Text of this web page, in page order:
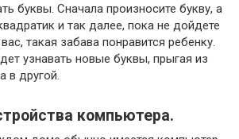
буквы. Сначала произносите букву, а
и так далее, пока не дойдете
такая забава понравится ребенку.
узнавать новые буквы, прыгая из
в другой.
компьютера.